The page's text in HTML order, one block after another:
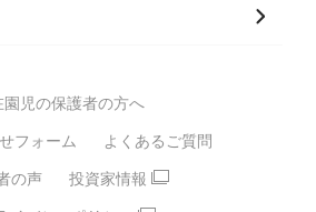
ル保育園
園
ーリ式保育園
・学童
えいご
園児の保護者の方へ
フォーム よくあるご質問
の声 投資家情報